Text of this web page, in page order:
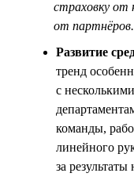
страховку от
от партнёров.
Развитие
тренд
с
команды,
линейного
за